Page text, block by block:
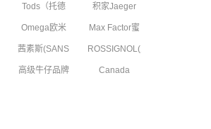
资料简介
Tods（托德
斯）品牌资料
简介
积家Jaeger
Le Coultre品
牌资料简介
Omega欧米
茄品牌资料简
介
Max Factor蜜
茜素斯(SANS
SOUCIS)品牌
资料简介
ROSSIGNOL(卢
高级牛仔品牌
Canada